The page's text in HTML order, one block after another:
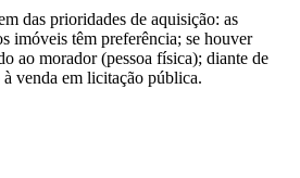
das prioridades de aquisição: as
imóveis têm preferência; se houver
ao morador (pessoa física); diante de
venda em licitação pública.